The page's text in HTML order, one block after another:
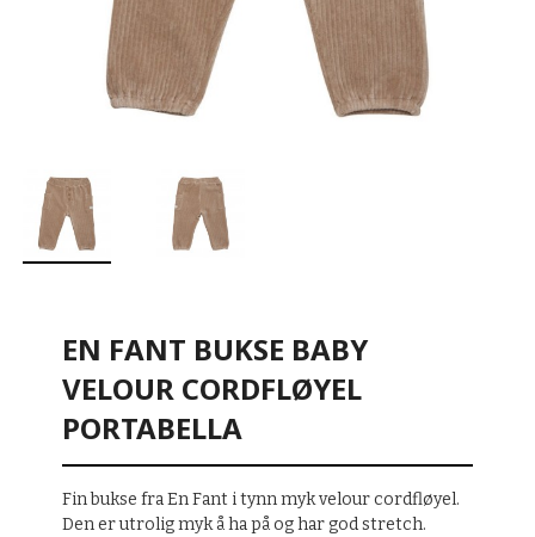
EN FANT BUKSE BABY
VELOUR CORDFLØYEL
PORTABELLA
Fin bukse fra En Fant i tynn myk velour cordfløyel.
Den er utrolig myk å ha på og har god stretch.